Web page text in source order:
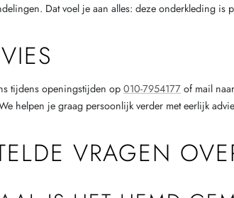
Dat voel je aan alles: deze onderkleding is
tijdens openingstijden op 010-7954177 of mail naar
helpen je graag persoonlijk verder met eerlijk
VRAGEN